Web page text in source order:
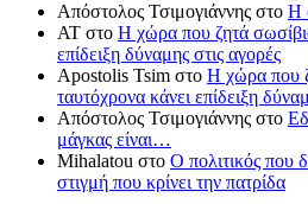
Απόστολος Τσιμογιάννης στο Η
ΑΤ στο Η χώρα που ζητά
επίδειξη δύναμης στις αγορές
Apostolis Tsim στο Η χώρα που
ταυτόχρονα κάνει επίδειξη
Απόστολος Τσιμογιάννης στο
μάγκας είναι…
Mihalatou στο Ο πολιτικός που
στιγμή που κρίνει την πατρίδα